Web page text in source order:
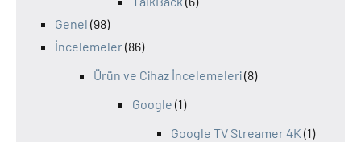
Genel (98)
İncelemeler(86)
Ürün ve Cihaz İncelemeleri(8)
Google (1)
Google TV Streamer 4K (1)